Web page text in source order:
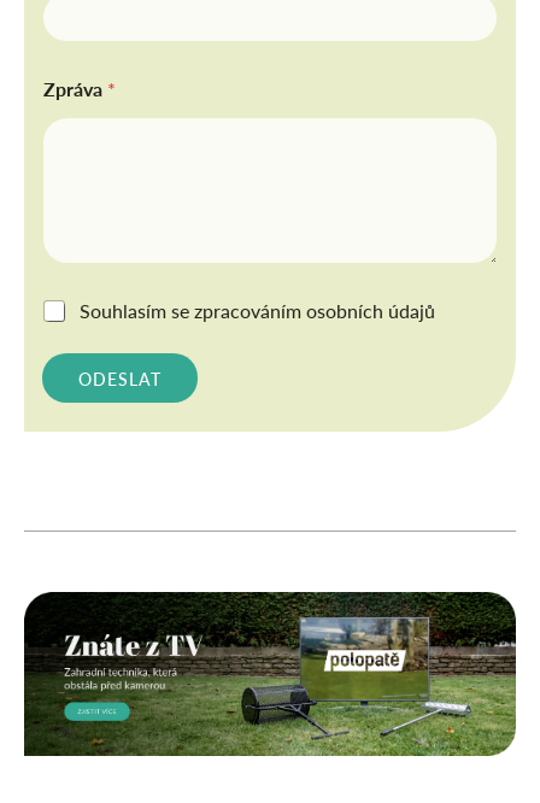
Zpráva *
G
P
R
*
Souhlasím sezpracováním osobních údajů
ODESLAT